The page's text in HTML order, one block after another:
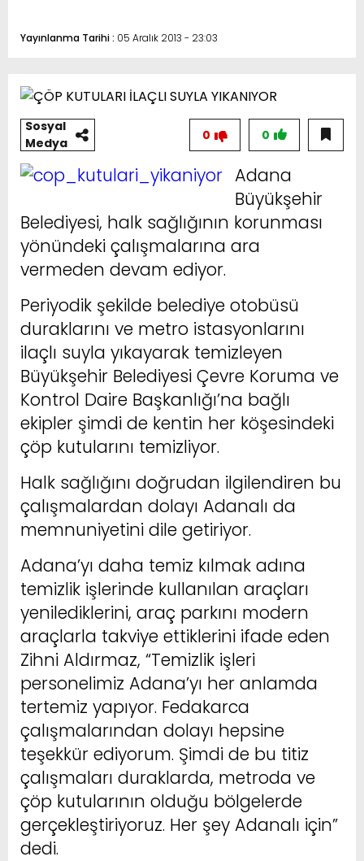
Yayınlanma Tarihi : 05 Aralık 2013 - 23:03
Sosyal
Medya
0
0
Adana
Büyükşehir
Belediyesi, halk sağlığının korunması
yönündeki çalışmalarına ara
vermeden devam ediyor.
Periyodik şekilde belediye otobüsü
duraklarını ve metro istasyonlarını
ilaçlı suyla yıkayarak temizleyen
Büyükşehir Belediyesi Çevre Koruma ve
Kontrol Daire Başkanlığı’na bağlı
ekipler şimdi de kentin her köşesindeki
çöp kutularını temizliyor.
Halk sağlığını doğrudan ilgilendiren bu
çalışmalardan dolayı Adanalı da
memnuniyetini dile getiriyor.
Adana’yı daha temiz kılmak adına
temizlik işlerinde kullanılan araçları
yenilediklerini, araç parkını modern
araçlarla takviye ettiklerini ifade eden
Zihni Aldırmaz, “Temizlik işleri
personelimiz Adana’yı her anlamda
tertemiz yapıyor. Fedakarca
çalışmalarından dolayı hepsine
teşekkür ediyorum. Şimdi de bu titiz
çalışmaları duraklarda, metroda ve
çöp kutularının olduğu bölgelerde
gerçekleştiriyoruz. Her şey Adanalı için”
dedi.